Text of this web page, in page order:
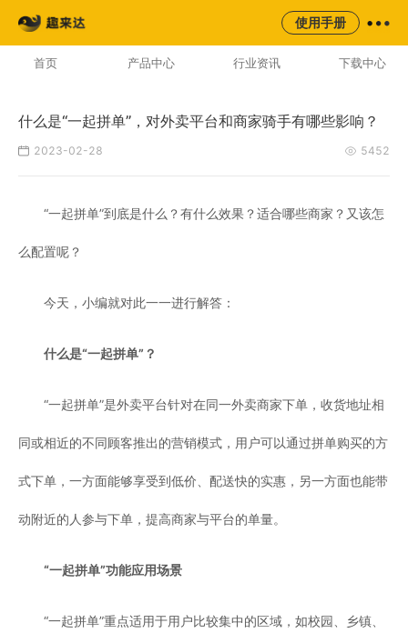
使用手册
首页 产品中心 行业资讯 下载中心
AI云配服务生态平台
什么是“一起拼单”，对外卖平台和商家骑手有哪些影响？
2023-02-28 5452
“一起拼单”到底是什么？有什么效果？适合哪些商家？又该怎
么配置呢？
今天，小编就对此一一进行解答：
什么是“一起拼单”？
“一起拼单”是外卖平台针对在同一外卖商家下单，收货地址相
同或相近的不同顾客推出的营销模式，用户可以通过拼单购买的方
式下单，一方面能够享受到低价、配送快的实惠，另一方面也能带
动附近的人参与下单，提高商家与平台的单量。
“一起拼单”功能应用场景
“一起拼单”重点适用于用户比较集中的区域，如校园、乡镇、